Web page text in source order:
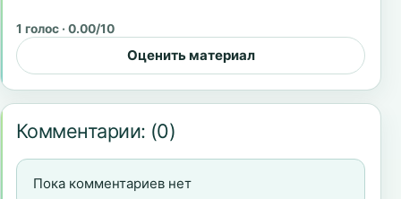
1 голос · 0.00/10
Оценить материал
Комментарии: (0)
Пока комментариев нет